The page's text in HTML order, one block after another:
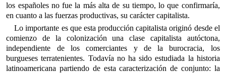
los españoles no fue la más alta de su tiempo, lo que confirmaría,
en cuanto a las fuerzas productivas, su carácter capitalista.
Lo importante es que esta producción capitalista originó desde el
comienzo de la colonización una clase capitalista autóctona,
independiente de los comerciantes y de la burocracia, los
burgueses terratenientes. Todavía no ha sido estudiada la historia
latino­americana partiendo de esta caracterización de conjunto: la